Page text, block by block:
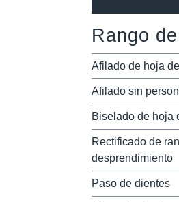
Rango
Afilado de hoja
Afilado sin
Biselado de hoja
Rectificado de
desprendimiento
Paso de dientes